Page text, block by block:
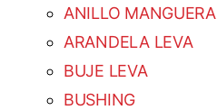
ANILLO MANGUERA
ARANDELA LEVA
BUJE LEVA
BUSHING